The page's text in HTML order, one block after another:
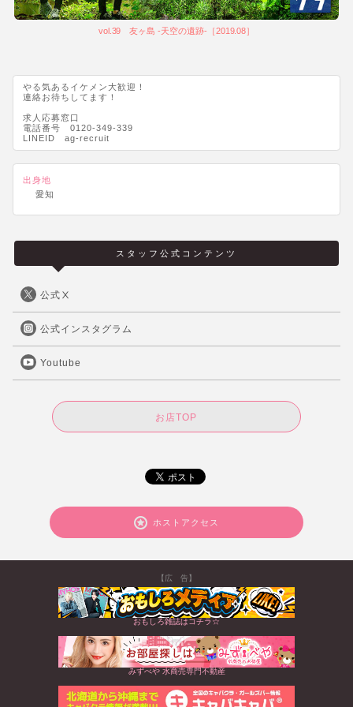
vol.39 友ヶ島 -天空の遺跡-［2019.08］
やる気あるイケメン大歓迎！
連絡お待ちしてます！
求人応募窓口
電話番号 0120-349-339
LINEID ag-recruit
出身地
愛知
スタッフ公式コンテンツ
公式Ⅹ
公式インスタグラム
Youtube
お店TOP
ホストアクセス
【広 告】
おもしろ雑誌はコチラ☆
みずべや 水商売専門不動産